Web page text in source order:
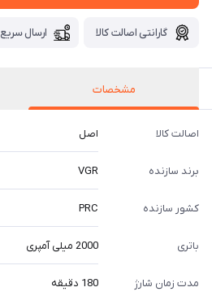
گارانتی اصالت کالا ارسال سریع
مشخصات
اصالت کالا اصل
برند سازنده VGR
کشور سازنده PRC
باتری 2000 میلی آمپری
مدت زمان شارژ 180 دقیقه